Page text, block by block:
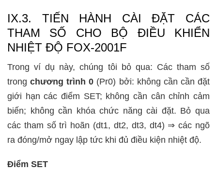
IX.3. TIẾN HÀNH CÀI ĐẶT CÁC
THAM SỐ CHO BỘ ĐIỀU KHIỂN
NHIỆT ĐỘ FOX-2001F
Trong ví dụ này, chúng tôi bỏ qua: Các tham số
trongchương trình 0 (Pr0) bởi: không cần cần đặt
giới hạn các điểm SET; không cần cân chỉnh cảm
biến; không cần khóa chức năng cài đặt. Bỏ qua
các tham số trì hoãn (dt1, dt2, dt3, dt4) ⇒ các ngõ
ra đóng/mở ngay lập tức khi đủ điều kiện nhiệt độ.
Điểm SET